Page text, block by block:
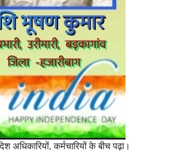
अधिकारियों, कर्मचारियों के बीच पढ़ा।